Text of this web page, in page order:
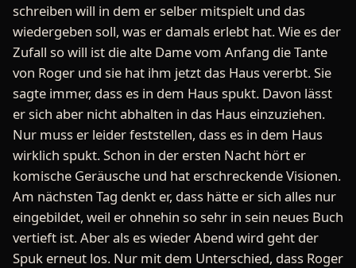
schreiben will in dem er selber mitspielt und das
wiedergeben soll, was er damals erlebt hat. Wie es der
Zufall so will ist die alte Dame vom Anfang die Tante
von Roger und sie hat ihm jetzt das Haus vererbt. Sie
sagte immer, dass es in dem Haus spukt. Davon lässt
er sich aber nicht abhalten in das Haus einzuziehen.
Nur muss er leider feststellen, dass es in dem Haus
wirklich spukt. Schon in der ersten Nacht hört er
komische Geräusche und hat erschreckende Visionen.
Am nächsten Tag denkt er, dass hätte er sich alles nur
eingebildet, weil er ohnehin so sehr in sein neues Buch
vertieft ist. Aber als es wieder Abend wird geht der
Spuk erneut los. Nur mit dem Unterschied, dass Roger